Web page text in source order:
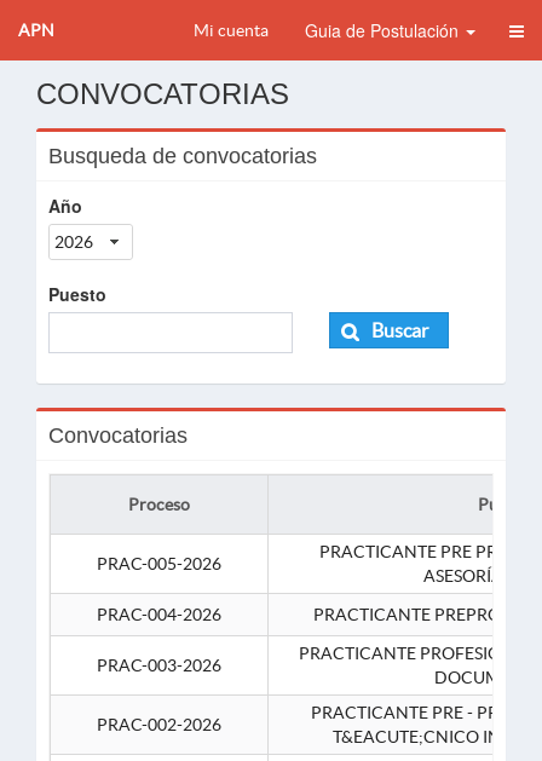
APN Mi cuenta Guia de Postulación
CONVOCATORIAS
Busqueda de convocatorias
Año
2026
Puesto
Buscar
Convocatorias
Proceso Puesto
PRAC-005-2026
PRACTICANTE PRE
ASESORÍA
PRAC-004-2026
PRACTICANTE
PRAC-003-2026
PRACTICANTE
PRAC-002-2026
PRACTICANTE PRE -
T&EACUTE;CNICO